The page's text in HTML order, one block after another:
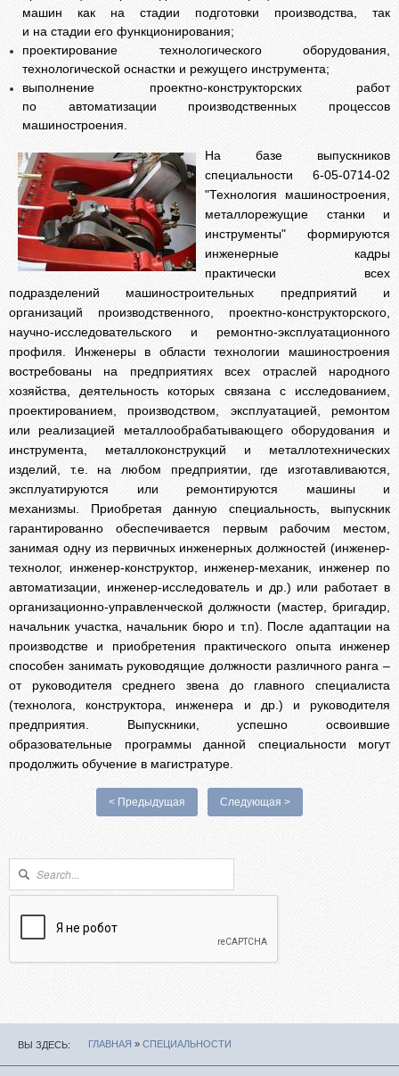
машин как на стадии подготовки производства, так
и на стадии его функционирования;
проектирование технологического оборудования,
технологической оснастки и режущего инструмента;
выполнение проектно-конструкторских работ
по автоматизации производственных процессов
машиностроения.
На базе выпускников
специальности 6-05-0714-02
"Технология машиностроения,
металлорежущие станки и
инструменты" формируются
инженерные кадры
практически всех
подразделений машиностроительных предприятий и
организаций производственного, проектно-конструкторского,
научно-исследовательского и ремонтно-эксплуатационного
профиля. Инженеры в области технологии машиностроения
востребованы на предприятиях всех отраслей народного
хозяйства, деятельность которых связана с исследованием,
проектированием, производством, эксплуатацией, ремонтом
или реализацией металлообрабатывающего оборудования и
инструмента, металлоконструкций и металлотехнических
изделий, т.е. на любом предприятии, где изготавливаются,
эксплуатируются или ремонтируются машины и
механизмы. Приобретая данную специальность, выпускник
гарантированно обеспечивается первым рабочим местом,
занимая одну из первичных инженерных должностей (инженер-
технолог, инженер-конструктор, инженер-механик, инженер по
автоматизации, инженер-исследователь и др.) или работает в
организационно-управленческой должности (мастер, бригадир,
начальник участка, начальник бюро и т.п). После адаптации на
производстве и приобретения практического опыта инженер
способен занимать руководящие должности различного ранга –
от руководителя среднего звена до главного специалиста
(технолога, конструктора, инженера и др.) и руководителя
предприятия. Выпускники, успешно освоившие
образовательные программы данной специальности могут
продолжить обучение в магистратуре.
< Предыдущая Следующая >
Форма поиска
Поиск
ВЫ ЗДЕСЬ ГЛАВНАЯ » СПЕЦИАЛЬНОСТИ